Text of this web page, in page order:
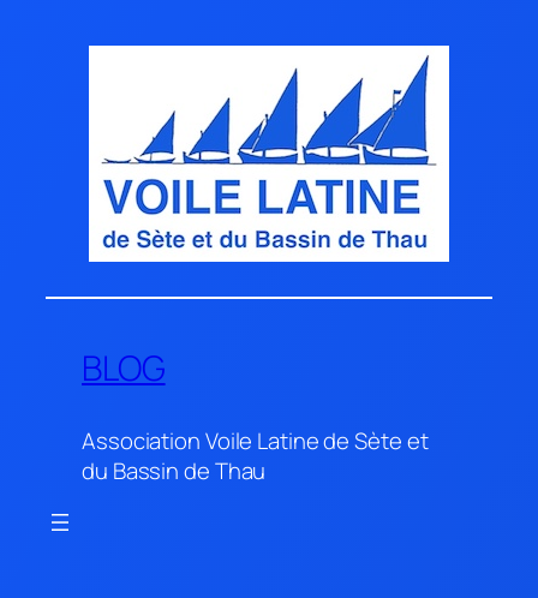
BLOG
Association Voile Latine de Sète et
du Bassin de Thau